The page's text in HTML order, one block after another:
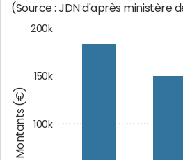
Montants (€)
(Source : JDN d'après ministère
100k
150k
200k